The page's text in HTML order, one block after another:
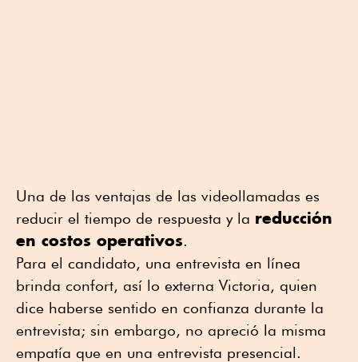
Una de las ventajas de las videollamadas es
reducir el tiempo de respuesta y la reducción
en costos operativos.
Para el candidato, una entrevista en línea
brinda confort, así lo externa Victoria, quien
dice haberse sentido en confianza durante la
entrevista; sin embargo, no apreció la misma
empatía que en una entrevista presencial.